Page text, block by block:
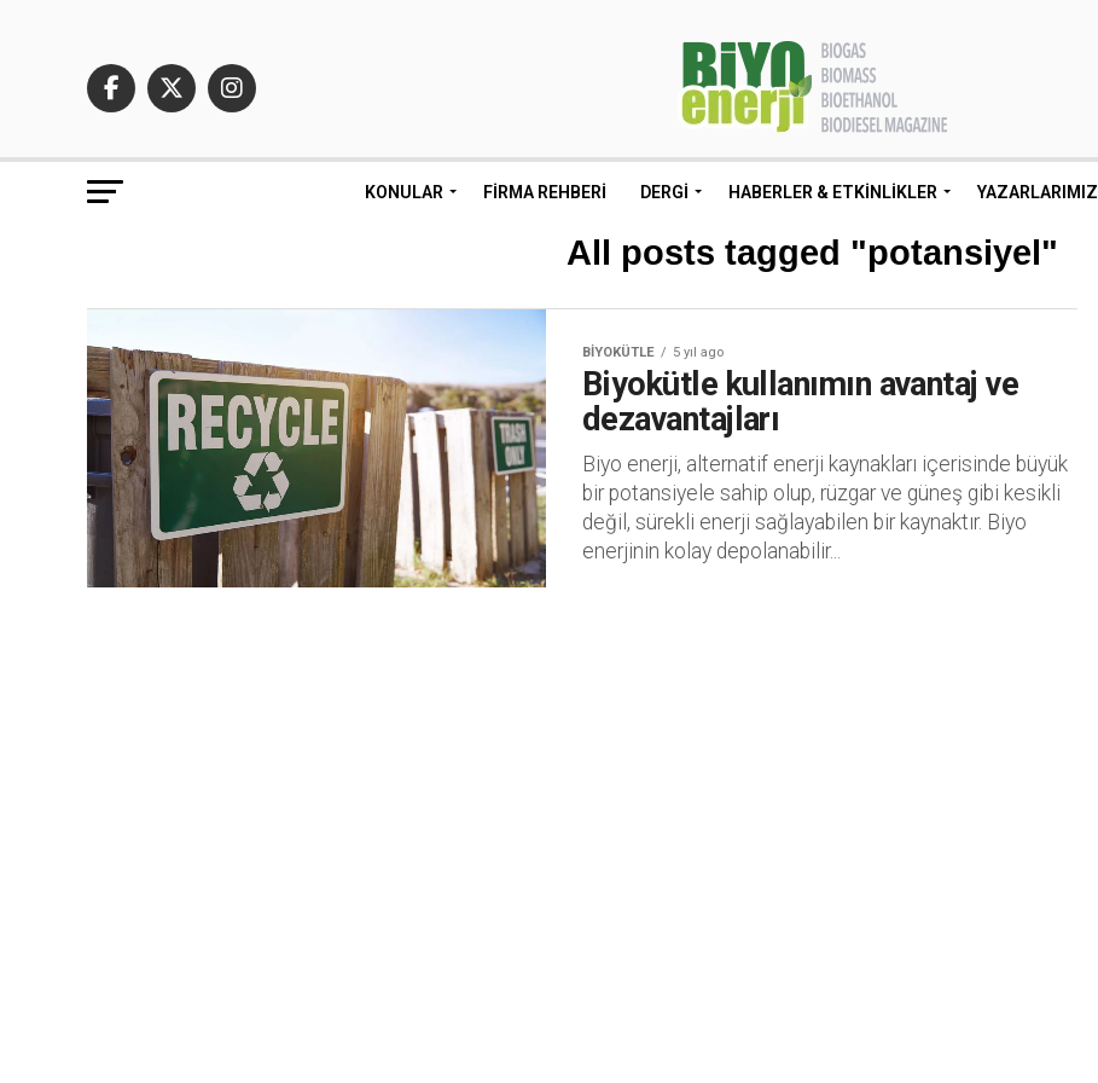
KONULAR FIRMA REHBERI DERGI HABERLER & ETKINLIKLER YAZARLARIMIZ
All posts tagged "potansiyel"
BIYOKÜTLE 5 yıl ago
Biyokütle kullanımın avantaj ve
dezavantajları
Biyo enerji, alternatif enerji kaynakları içerisinde büyük
bir potansiyele sahip olup, rüzgar ve güneş gibi kesikli
değil, sürekli enerji sağlayabilen bir kaynaktır. Biyo
enerjinin kolay depolanabilir...